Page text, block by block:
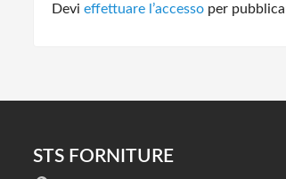
Devi effettuare l’accesso per
STS FORNITURE